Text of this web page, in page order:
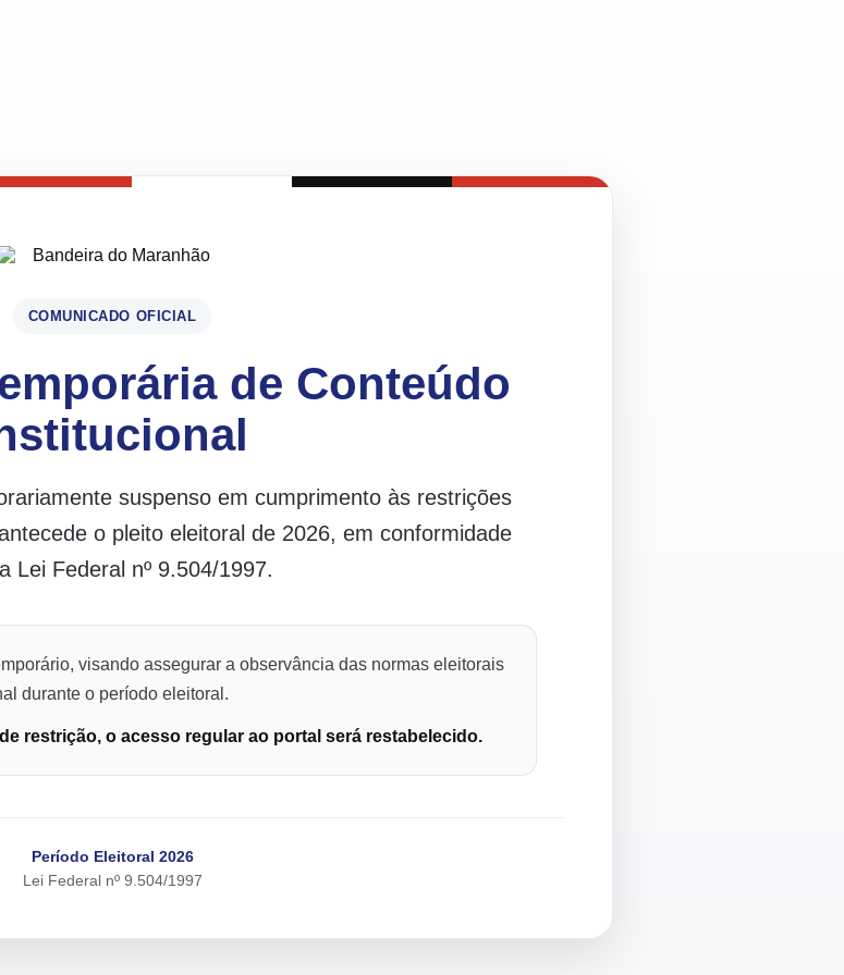
COMUNICADO OFICIAL
de Conteúdo
suspenso em cumprimento às restrições
o pleito eleitoral de 2026, em conformidade
Lei Federal nº 9.504/1997.
visando assegurar a observância das normas eleitorais
durante o período eleitoral.
restrição, o acesso regular ao portal será restabelecido.
Período Eleitoral 2026
Lei Federal nº 9.504/1997